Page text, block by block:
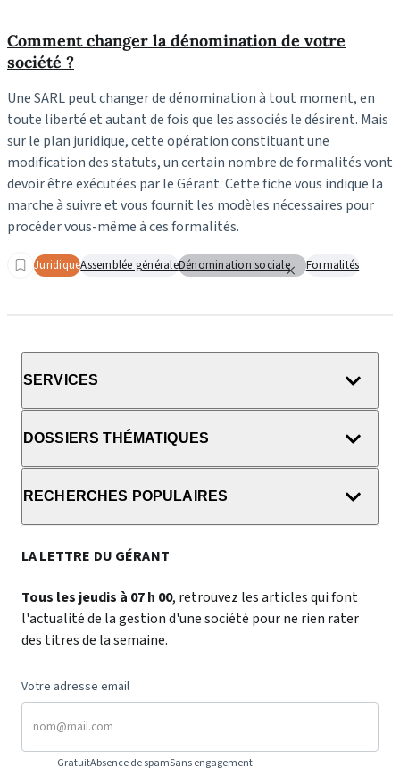
Comment changer la dénomination de votre
société ?
Une SARL peut changer de dénomination à tout moment, en
toute liberté et autant de fois que les associés le désirent. Mais
sur le plan juridique, cette opération constituant une
modification des statuts, un certain nombre de formalités vont
devoir être exécutées par le Gérant. Cette fiche vous indique la
marche à suivre et vous fournit les modèles nécessaires pour
procéder vous-même à ces formalités.
JuridiqueAssemblée généraleDénomination sociale Formalités
SERVICES
DOSSIERS THÉMATIQUES
RECHERCHES POPULAIRES
LA LETTRE DU GÉRANT
Tous les jeudis à 07 h 00, retrouvez les articles qui font
l'actualité de la gestion d'une société pour ne rien rater
des titres de la semaine.
Votre adresse email
GratuitAbsence de spamSans engagement